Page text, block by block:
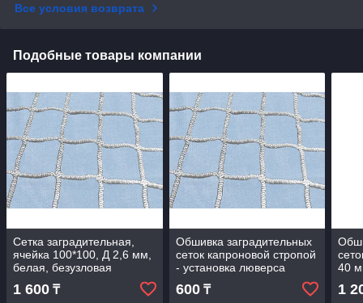
Все условия возврата
Подобные товары компании
Сетка заградительная,
ячейка 100*100, Д 2,6 мм,
белая, безузловая
1 600 ₸
Обшивка заградительных
сеток капроновой стропой
- установка люверса
600₸
40
1